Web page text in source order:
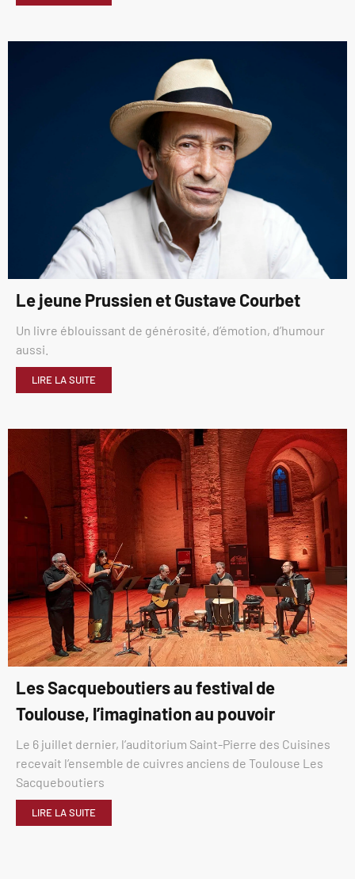
Le jeune Prussien et Gustave Courbet
Un livre éblouissant de générosité, d’émotion, d’humour
aussi.
LIRE LA SUITE
Les Sacqueboutiers au festival de
Toulouse, l’imagination au pouvoir
Le 6 juillet dernier, l’auditorium Saint-Pierre des Cuisines
recevait l’ensemble de cuivres anciens de Toulouse Les
Sacqueboutiers
LIRE LA SUITE